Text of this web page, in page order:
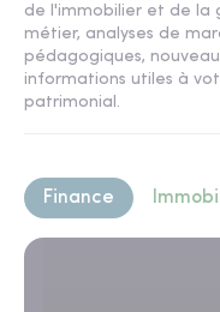
de l'immobilier et de la
métier, analyses de
pédagogiques,
informations utiles à
patrimonial.
Finance